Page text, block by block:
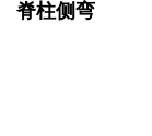
脊柱侧弯